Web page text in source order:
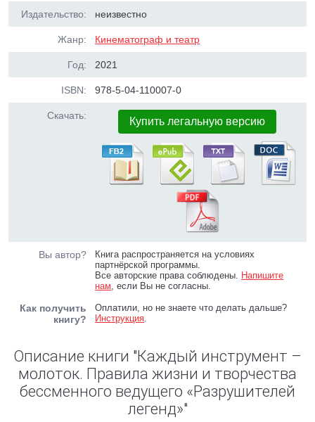
Издательство: неизвестно
Жанр: Кинематограф и театр
Год: 2021
ISBN: 978-5-04-110007-0
Скачать: Купить легальную версию
Вы автор?
Книга распространяется на условиях
партнёрской программы.
Все авторские права соблюдены. Напишите
нам, если Вы не согласны.
Как получить
книгу?
Оплатили, но не знаете что делать дальше?
Инструкция.
Описание книги "Каждый инструмент –
молоток. Правила жизни и творчества
бессменного ведущего «Разрушителей
легенд»"